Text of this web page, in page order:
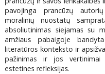
pavojinga prancūzų
moralinių nuostatų
absoliutinimas siejamas su
amžiaus pabaigoje
literatūros konteksto ir
pažinimas ir jos
estetines refleksijas.